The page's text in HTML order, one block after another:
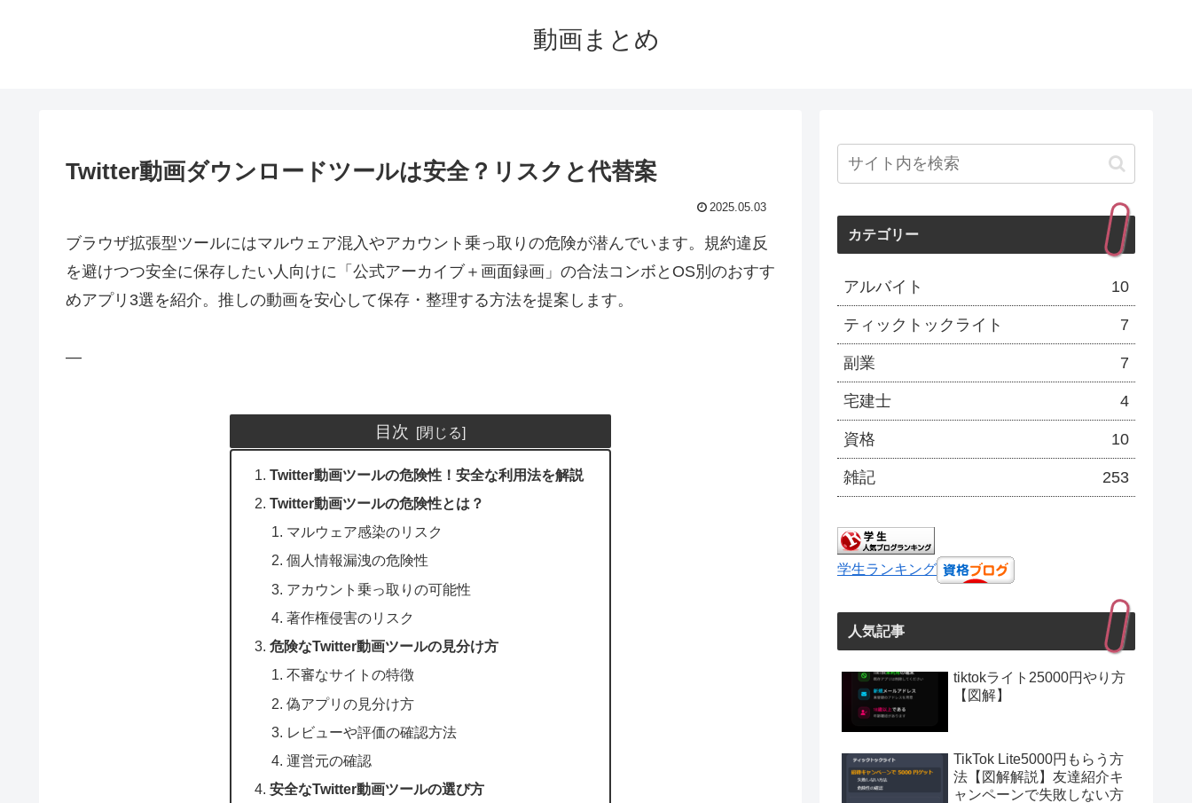
動画まとめ
Twitter動画ダウンロードツールは安全？リスクと代替案
2025.05.03
ブラウザ拡張型ツールにはマルウェア混入やアカウント乗っ取りの危険が潜んでいます。規約違反
を避けつつ安全に保存したい人向けに「公式アーカイブ＋画面録画」の合法コンボとOS別のおすす
めアプリ3選を紹介。推しの動画を安心して保存・整理する方法を提案します。
—
目次
Twitter動画ツールの危険性！安全な利用法を解説
Twitter動画ツールの危険性とは？
マルウェア感染のリスク
個人情報漏洩の危険性
アカウント乗っ取りの可能性
著作権侵害のリスク
危険なTwitter動画ツールの見分け方
不審なサイトの特徴
偽アプリの見分け方
レビューや評価の確認方法
運営元の確認
安全なTwitter動画ツールの選び方
カテゴリー
アルバイト 10
ティックトックライト 7
副業 7
宅建士 4
資格 10
雑記 253
学生ランキング
人気記事
tiktokライト25000円やり方
【図解】
TikTok Lite5000円もらう方
法【図解解説】友達紹介キ
ャンペーンで失敗しない方